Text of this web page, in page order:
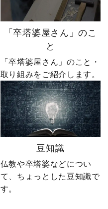
たサイトに待っていたの
は、想像以上の結果でし
た。 そして、その後やじ
社長の運命を大きく変え
る出来事が起こります。
続きは第4話「逆転編」。
ぜひ最後までご覧いただ
き、感想をコメントで教
えてください！ 「いい
ね」「保存」「フォロ
ー」も励みになります。
ーーーーーーーーーーー
ーーーーーー 創業明治15
年｜卒塔婆専門メーカー
東京・日の出町を拠点
に、全国6,000以上のお寺
とお取引する、 お寺のこ
「卒塔婆屋さん」のこ
と
「卒塔婆屋さん」のこと・
取り組みをご紹介します。
豆知識
仏教や卒塔婆などについ
て、ちょっとした豆知識で
す。